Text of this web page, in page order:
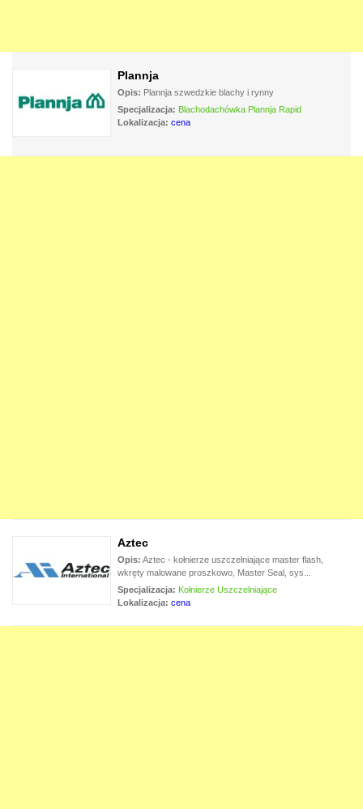
Plannja
Opis: Plannja szwedzkie blachy i rynny
Specjalizacja: Blachodachówka Plannja Rapid
Lokalizacja: cena
Aztec
Opis: Aztec - kołnierze uszczelniające master flash,
wkręty malowane proszkowo, Master Seal, sys...
Specjalizacja: Kołnierze Uszczelniające
Lokalizacja: cena